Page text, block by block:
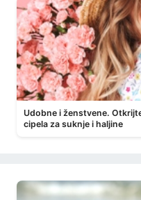
Udobne i ženstvene.
cipela za suknje i haljine